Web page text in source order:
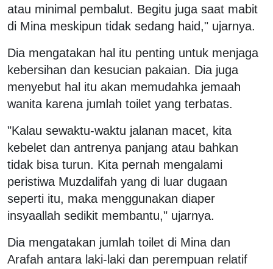
atau minimal pembalut. Begitu juga saat mabit
di Mina meskipun tidak sedang haid," ujarnya.
Dia mengatakan hal itu penting untuk menjaga
kebersihan dan kesucian pakaian. Dia juga
menyebut hal itu akan memudahka jemaah
wanita karena jumlah toilet yang terbatas.
"Kalau sewaktu-waktu jalanan macet, kita
kebelet dan antrenya panjang atau bahkan
tidak bisa turun. Kita pernah mengalami
peristiwa Muzdalifah yang di luar dugaan
seperti itu, maka menggunakan diaper
insyaallah sedikit membantu," ujarnya.
Dia mengatakan jumlah toilet di Mina dan
Arafah antara laki-laki dan perempuan relatif